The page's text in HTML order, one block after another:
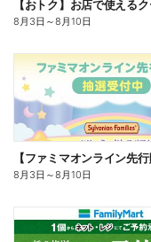
8月3日 ～8月10日
8月3日 ～8月10日